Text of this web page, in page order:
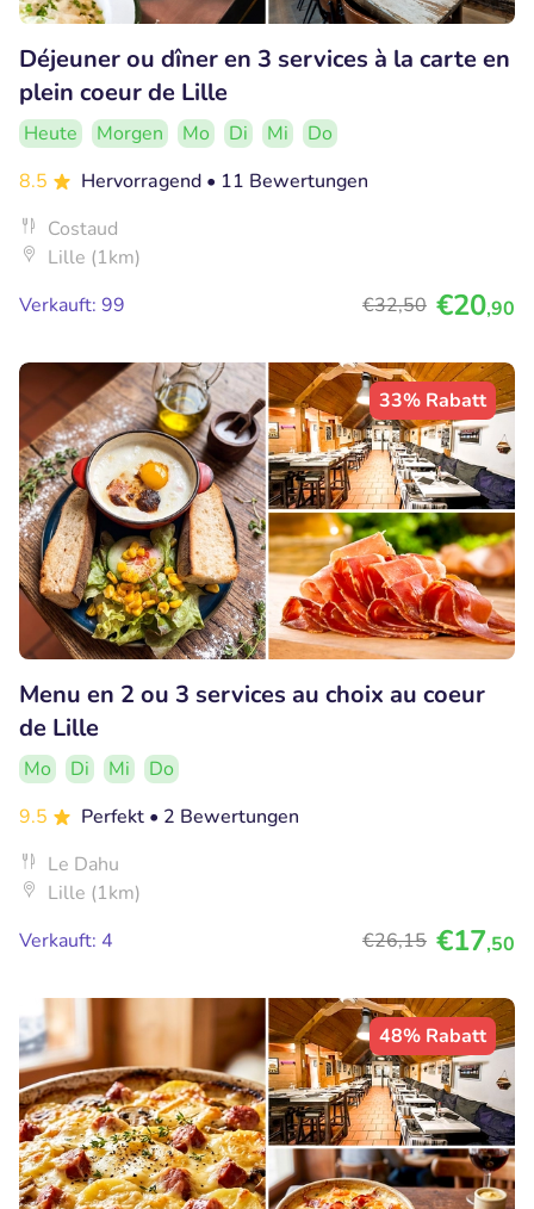
Déjeuner ou dîner en 3 services à la carte en
plein coeur de Lille
Heute Morgen Mo Di Mi
Do
8.5
Hervorragend • 11 Bewertungen
Costaud
Lille (1km)
Verkauft: 99
€32,50 €20,90
33% Rabatt
Menu en 2 ou 3 services au choix au coeur
de Lille
Mo Di Mi
Do
9.5
Perfekt • 2 Bewertungen
Le Dahu
Lille (1km)
Verkauft: 4
€26,15 €17,50
48% Rabatt